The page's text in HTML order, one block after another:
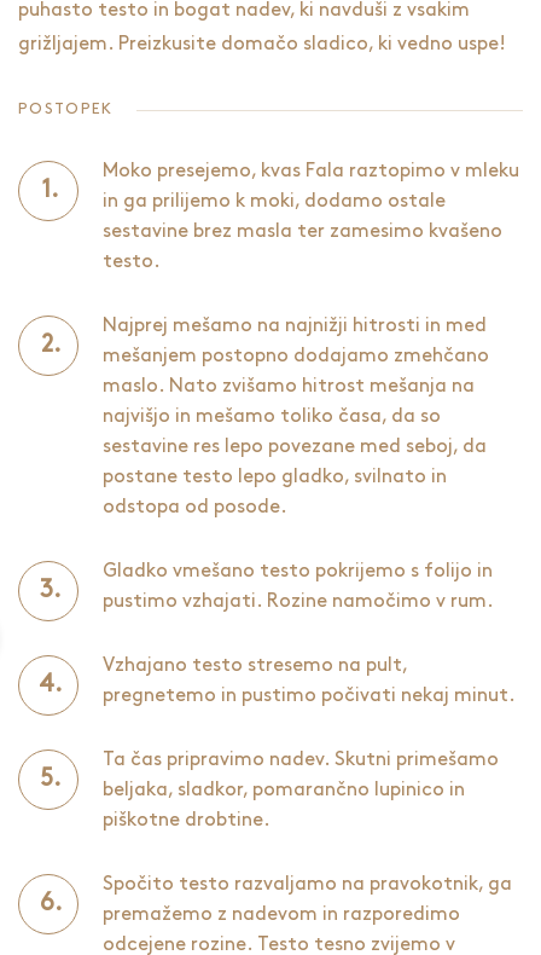
puhasto testo in bogat nadev, ki navduši z vsakim
grižljajem. Preizkusite domačo sladico, ki vedno uspe!
POSTOPEK
Moko presejemo, kvas Fala raztopimo v mleku
in ga prilijemo k moki, dodamo ostale
sestavine brez masla ter zamesimo kvašeno
testo.
Najprej mešamo na najnižji hitrosti in med
mešanjem postopno dodajamo zmehčano
maslo. Nato zvišamo hitrost mešanja na
najvišjo in mešamo toliko časa, da so
sestavine res lepo povezane med seboj, da
postane testo lepo gladko, svilnato in
odstopa od posode.
Gladko vmešano testo pokrijemo s folijo in
pustimo vzhajati. Rozine namočimo v rum.
Vzhajano testo stresemo na pult,
pregnetemo in pustimo počivati nekaj minut.
Ta čas pripravimo nadev. Skutni primešamo
beljaka, sladkor, pomarančno lupinico in
piškotne drobtine.
Spočito testo razvaljamo na pravokotnik, ga
premažemo z nadevom in razporedimo
odcejene rozine. Testo tesno zvijemo v